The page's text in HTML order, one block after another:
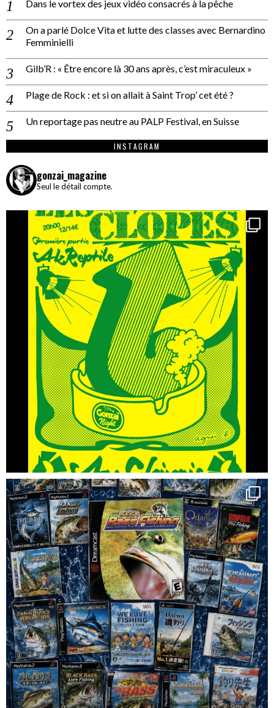
Dans le vortex des jeux vidéo consacrés à la pêche
On a parlé Dolce Vita et lutte des classes avec Bernardino
Femminielli
Gilb’R : « Être encore là 30 ans après, c’est miraculeux »
Plage de Rock : et si on allait à Saint Trop’ cet été ?
Un reportage pas neutre au PALP Festival, en Suisse
INSTAGRAM
gonzai_magazine
Seul le détail compte.